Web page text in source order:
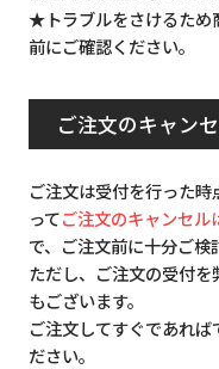
★トラブルをさけるため
前にご確認ください。
ご注文のキャン
ご注文は受付を行った
ってご注文のキャンセ
で、ご注文前に十分ご検
ただし、ご注文の受付
もございます。
ご注文してすぐであれ
ださい。